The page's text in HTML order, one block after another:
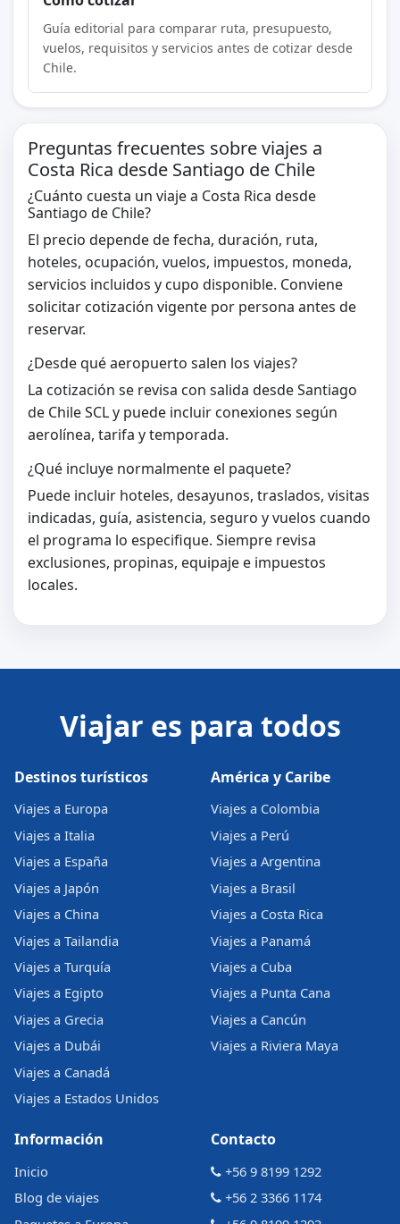
Guía editorial para comparar ruta, presupuesto,
vuelos, requisitos y servicios antes de cotizar desde
Chile.
Preguntas frecuentes sobre viajes a
Costa Rica desde Santiago de Chile
¿Cuánto cuesta un viaje a Costa Rica desde
Santiago de Chile?
El precio depende de fecha, duración, ruta,
hoteles, ocupación, vuelos, impuestos, moneda,
servicios incluidos y cupo disponible. Conviene
solicitar cotización vigente por persona antes de
reservar.
¿Desde qué aeropuerto salen los viajes?
La cotización se revisa con salida desde Santiago
de Chile SCL y puede incluir conexiones según
aerolínea, tarifa y temporada.
¿Qué incluye normalmente el paquete?
Puede incluir hoteles, desayunos, traslados, visitas
indicadas, guía, asistencia, seguro y vuelos cuando
el programa lo especifique. Siempre revisa
exclusiones, propinas, equipaje e impuestos
locales.
Viajar es para todos
Destinos turísticos
Viajes a Europa
Viajes a Italia
Viajes a España
Viajes a Japón
Viajes a China
Viajes a Tailandia
Viajes a Turquía
Viajes a Egipto
Viajes a Grecia
Viajes a Dubái
Viajes a Canadá
Viajes a Estados Unidos
América y Caribe
Viajes a Colombia
Viajes a Perú
Viajes a Argentina
Viajes a Brasil
Viajes a Costa Rica
Viajes a Panamá
Viajes a Cuba
Viajes a Punta Cana
Viajes a Cancún
Viajes a Riviera Maya
Información
Inicio
Blog de viajes
Contacto
+56 9 8199 1292
+56 2 3366 1174